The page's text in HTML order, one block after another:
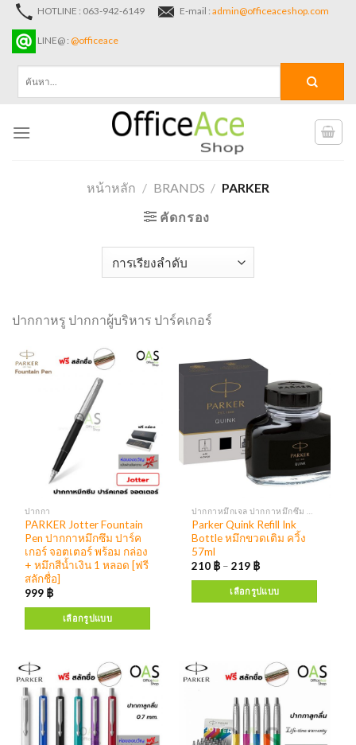
Skip
content
HOTLINE : 063-942-6149 E-mail : admin@officeaceshop.com
LINE@ : @officeace
หน้าหลัก / BRANDS / PARKER
คัดกรอง
ปากกาหรู ปากกาผู้บริหาร ปาร์คเกอร์
ปากกา
PARKER Jotter Fountain
Pen ปากกาหมึกซึม ปาร์ค
เกอร์ จอตเตอร์ พร้อม กล่อง
+ หมึกสีน้ำเงิน 1 หลอด [ฟรี
สลักชื่อ]
999 ฿
เลือกรูปแบบ
Parker Quink Refill Ink
Bottle หมึกขวดเติม ควิ้ง
57ml
210 ฿ –219 ฿
เลือกรูปแบบ